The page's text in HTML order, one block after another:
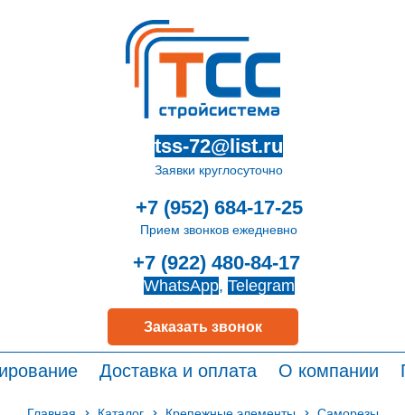
tss-72@list.ru
Заявки круглосуточно
+7 (952) 684-17-25
Прием звонков ежедневно
+7 (922) 480-84-17
WhatsApp, Telegram
Заказать звонок
Доставка и оплата О компании